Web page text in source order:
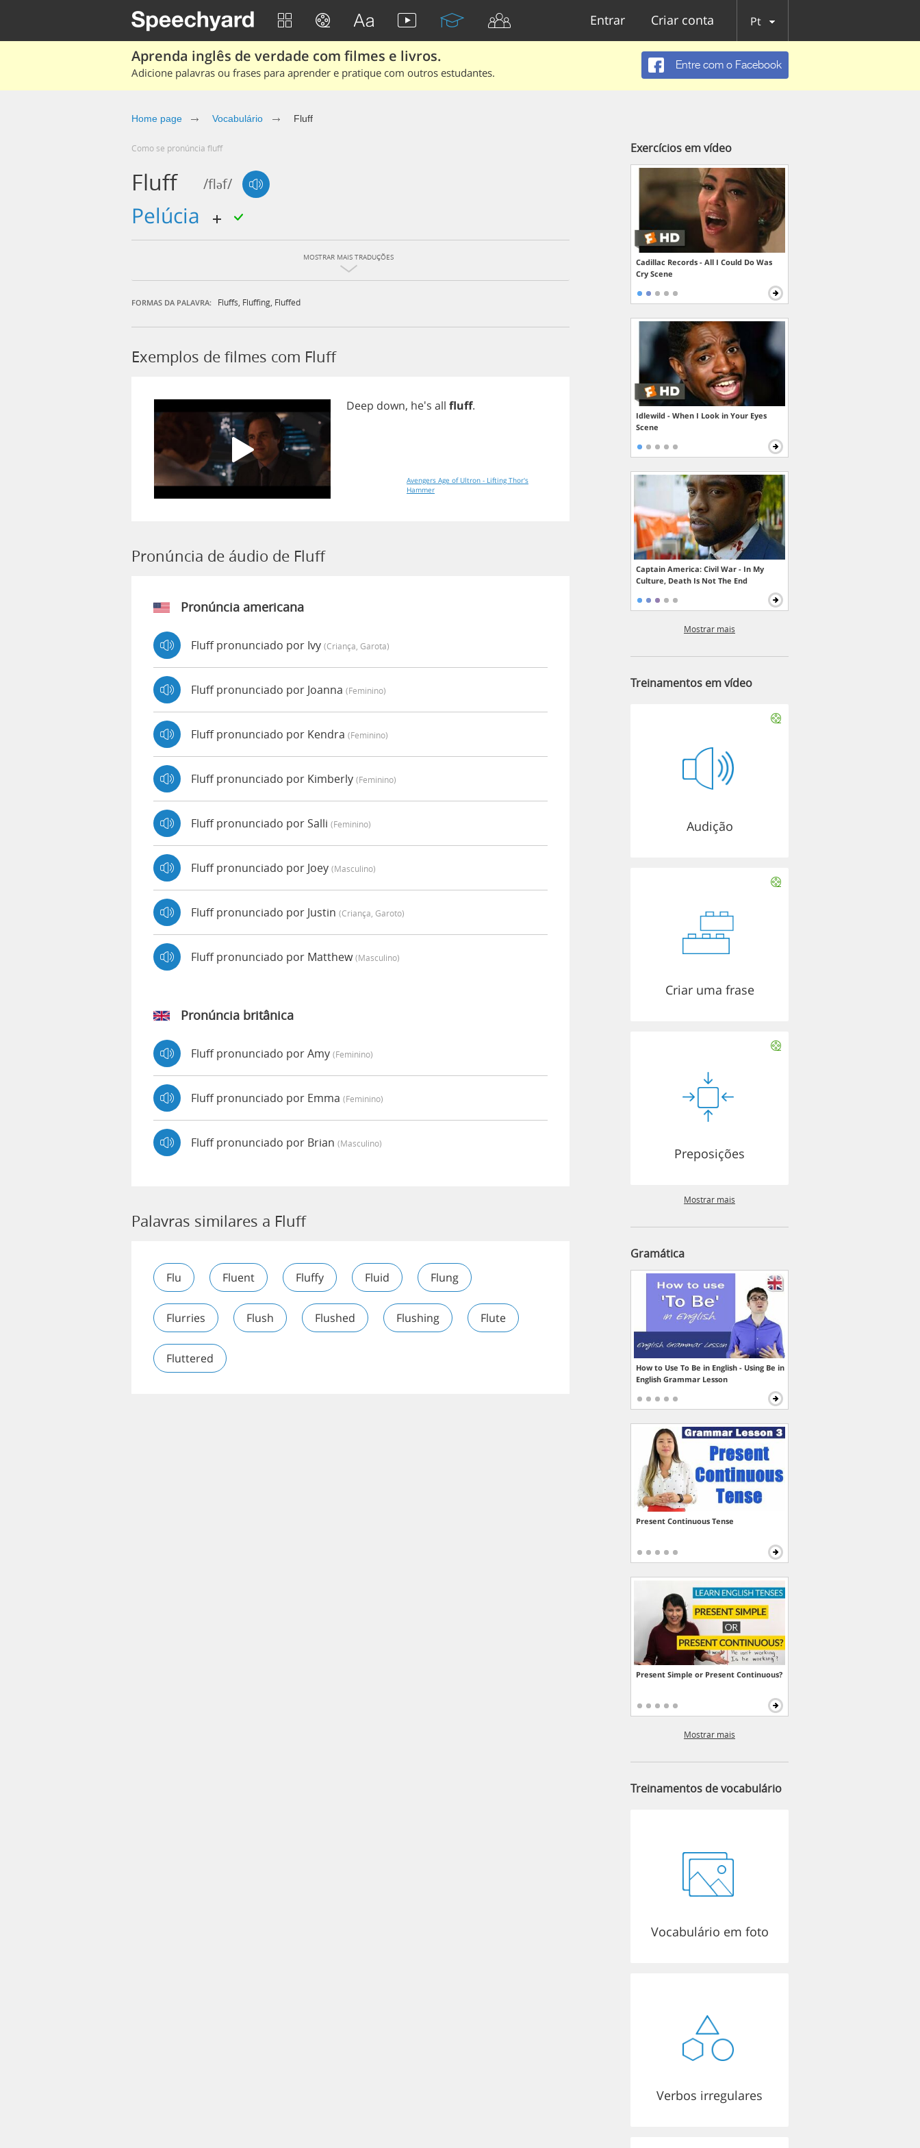
Entrar Criar conta Pt
Aprenda inglês de verdade com filmes e livros.
Adicione palavras ou frases para aprender e pratique com outros estudantes.
Entre com o Facebook
Home page Vocabulário Fluff
Como se pronúncia fluff
Fluff /fləf/
pelúcia
MOSTRAR MAIS TRADUÇÕES
FORMAS DA PALAVRA: Fluffs Fluffing Fluffed
Exemplos de filmes com Fluff
Deep down, he's all fluff.
Avengers Age of Ultron - Lifting Thor's
Hammer
Pronúncia de áudio de Fluff
Pronúncia americana
Fluff pronunciado por Ivy (criança, Garota)
Fluff pronunciado por Joanna (feminino)
Fluff pronunciado por Kendra (feminino)
Fluff pronunciado por Kimberly (feminino)
Fluff pronunciado por Salli (feminino)
Fluff pronunciado por Joey (masculino)
Fluff pronunciado por Justin (criança, Garoto)
Fluff pronunciado por Matthew(masculino)
Pronúncia britânica
Fluff pronunciado por Amy (feminino)
Fluff pronunciado por Emma (feminino)
Fluff pronunciado por Brian (masculino)
Palavras similares a Fluff
Flu Fluent Fluffy Fluid Flung
Flurries Flush Flushed Flushing Flute
Fluttered
Exercícios em vídeo
Cadillac Records - All I Could Do Was
Cry Scene
Idlewild - When I Look in Your Eyes
Scene
Captain America: Civil War - In My
Culture, Death Is Not The End
Mostrar mais
Treinamentos em vídeo
Audição
Criar uma frase
Preposições
Mostrar mais
Gramática
How to Use To Be in English - Using Be in
English Grammar Lesson
Present Continuous Tense
Present Simple or Present Continuous?
Mostrar mais
Treinamentos de vocabulário
Vocabulário em foto
Verbos irregulares